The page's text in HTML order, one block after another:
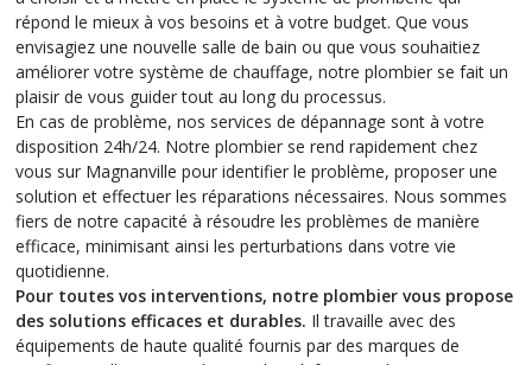
répond le mieux à vos besoins et à votre budget. Que vous
envisagiez une nouvelle salle de bain ou que vous souhaitiez
améliorer votre système de chauffage, notre plombier se fait un
plaisir de vous guider tout au long du processus.
En cas de problème, nos services de dépannage sont à votre
disposition 24h/24. Notre plombier se rend rapidement chez
vous sur Magnanville pour identifier le problème, proposer une
solution et effectuer les réparations nécessaires. Nous sommes
fiers de notre capacité à résoudre les problèmes de manière
efficace, minimisant ainsi les perturbations dans votre vie
quotidienne.
Pour toutes vos interventions, notre plombier vous propose
des solutions efficaces et durables. Il travaille avec des
équipements de haute qualité fournis par des marques de